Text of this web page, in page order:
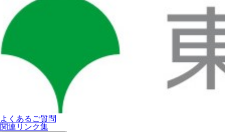
よくあるご質問
関連リンク集